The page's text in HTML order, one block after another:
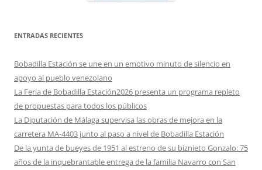
ENTRADAS RECIENTES
Bobadilla Estación se une en un emotivo minuto de silencio en
apoyo al pueblo venezolano
La Feria de Bobadilla Estación2026 presenta un programa repleto
de propuestas para todos los públicos
La Diputación de Málaga supervisa las obras de mejora en la
carretera MA-4403 junto al paso a nivel de Bobadilla Estación
De la yunta de bueyes de 1951 al estreno de su biznieto Gonzalo: 75
años de la inquebrantable entrega de la familia Navarro con San